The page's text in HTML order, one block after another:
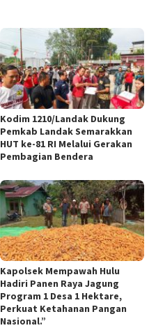
Kodim 1210/Landak Dukung
Pemkab Landak Semarakkan
HUT ke-81 RI Melalui Gerakan
Pembagian Bendera
Kapolsek Mempawah Hulu
Hadiri Panen Raya Jagung
Program 1 Desa 1 Hektare,
Perkuat Ketahanan Pangan
Nasional.”